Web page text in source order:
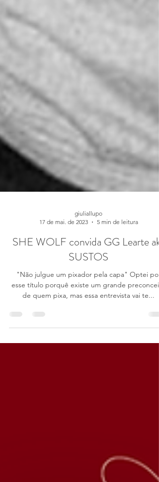
17 de mai. de 2023
5 min de leitura
SHE WOLF convida GG Learte aka
SUSTOS
"Não julgue um pixador pela capa" Optei por
de quem pixa, mas essa entrevista vai te...